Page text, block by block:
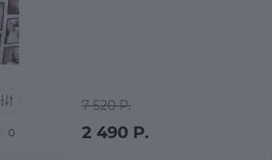
0
7 520 Р.
2 490 Р.